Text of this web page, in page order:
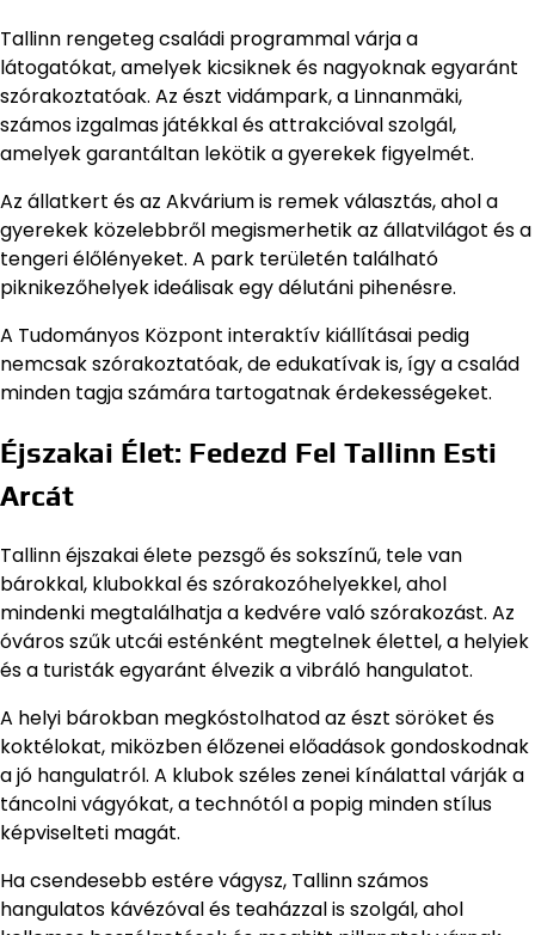
Tallinn rengeteg családi programmal várja a
látogatókat, amelyek kicsiknek és nagyoknak egyaránt
szórakoztatóak. Az észt vidámpark, a Linnanmäki,
számos izgalmas játékkal és attrakcióval szolgál,
amelyek garantáltan lekötik a gyerekek figyelmét.
Az állatkert és az Akvárium is remek választás, ahol a
gyerekek közelebbről megismerhetik az állatvilágot és a
tengeri élőlényeket. A park területén található
piknikezőhelyek ideálisak egy délutáni pihenésre.
A Tudományos Központ interaktív kiállításai pedig
nemcsak szórakoztatóak, de edukatívak is, így a család
minden tagja számára tartogatnak érdekességeket.
Éjszakai Élet: Fedezd Fel Tallinn Esti
Arcát
Tallinn éjszakai élete pezsgő és sokszínű, tele van
bárokkal, klubokkal és szórakozóhelyekkel, ahol
mindenki megtalálhatja a kedvére való szórakozást. Az
óváros szűk utcái esténként megtelnek élettel, a helyiek
és a turisták egyaránt élvezik a vibráló hangulatot.
A helyi bárokban megkóstolhatod az észt söröket és
koktélokat, miközben élőzenei előadások gondoskodnak
a jó hangulatról. A klubok széles zenei kínálattal várják a
táncolni vágyókat, a technótól a popig minden stílus
képviselteti magát.
Ha csendesebb estére vágysz, Tallinn számos
hangulatos kávézóval és teaházzal is szolgál, ahol